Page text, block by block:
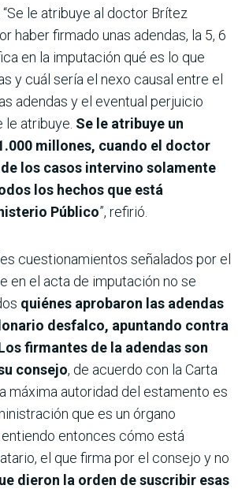
le atribuye al doctor Brítez
haber firmado unas adendas, la 5, 6
en la imputación qué es lo que
y cuál sería el nexo causal entre el
adendas y el eventual perjuicio
atribuye. Se le atribuye un
millones, cuando el doctor
los casos intervino solamente
los hechos que está
Público”, refirió.
cuestionamientos señalados por el
en el acta de imputación no se
quiénes aprobaron las adendas
desfalco, apuntando contra
firmantes de la adendas son
consejo, de acuerdo con la Carta
máxima autoridad del estamento es
que es un órgano
entonces cómo está
el que firma por el consejo y no
dieron la orden de suscribir esas